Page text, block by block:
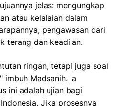
jelas: mengungkap
atau kelalaian dalam
pengawasan dari
terang dan keadilan.
ringan, tetapi juga soal
imbuh Madsanih. Ia
ini adalah ujian bagi
Jika prosesnya